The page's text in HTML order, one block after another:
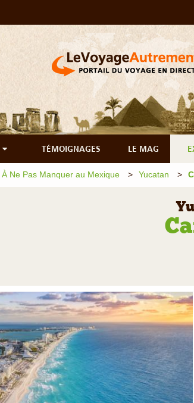
TÉMOIGNAGES LE MAG
À Ne Pas Manquer au Mexique Yucatan